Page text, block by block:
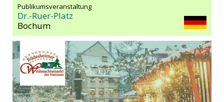
Publikumsveranstaltung
Dr.-Ruer-Platz
Bochum